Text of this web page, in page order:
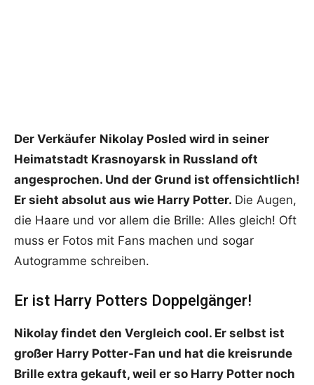
Der Verkäufer Nikolay Posled wird in seiner
Heimatstadt Krasnoyarsk in Russland oft
angesprochen. Und der Grund ist offensichtlich!
Er sieht absolut aus wie Harry Potter. Die Augen,
die Haare und vor allem die Brille: Alles gleich! Oft
muss er Fotos mit Fans machen und sogar
Autogramme schreiben.
Er ist Harry Potters Doppelgänger!
Nikolay findet den Vergleich cool. Er selbst ist
großer Harry Potter-Fan und hat die kreisrunde
Brille extra gekauft, weil er so Harry Potter noch